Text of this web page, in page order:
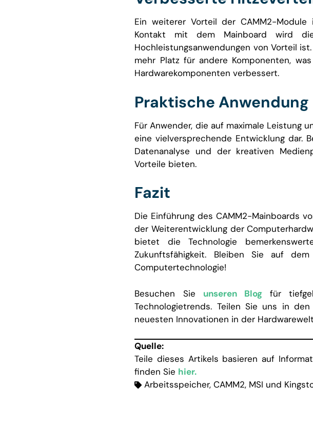
Ein weiterer Vorteil der CAMM2-
Kontakt mit dem Mainboard wird
Hochleistungsanwendungen von Vorteil
mehr Platz für andere Komponenten,
Hardwarekomponenten verbessert.
Praktische
Für Anwender, die auf maximale Leistung
eine vielversprechende Entwicklung dar.
Datenanalyse und der kreativen
Vorteile bieten.
Fazit
Die Einführung des CAMM2-Mainboards
der Weiterentwicklung der
bietet die Technologie
Zukunftsfähigkeit. Bleiben Sie auf
Computertechnologie!
Besuchen Sie unseren Blog für
Technologietrends. Teilen Sie uns in
neuesten Innovationen in der
Quelle:
Teile dieses Artikels basieren auf
finden Sie hier.
Arbeitsspeicher,CAMM2, MSI und